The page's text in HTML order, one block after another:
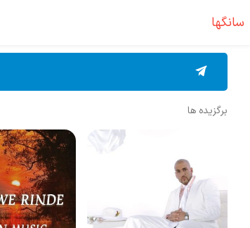
سانگها
برگزیده ها